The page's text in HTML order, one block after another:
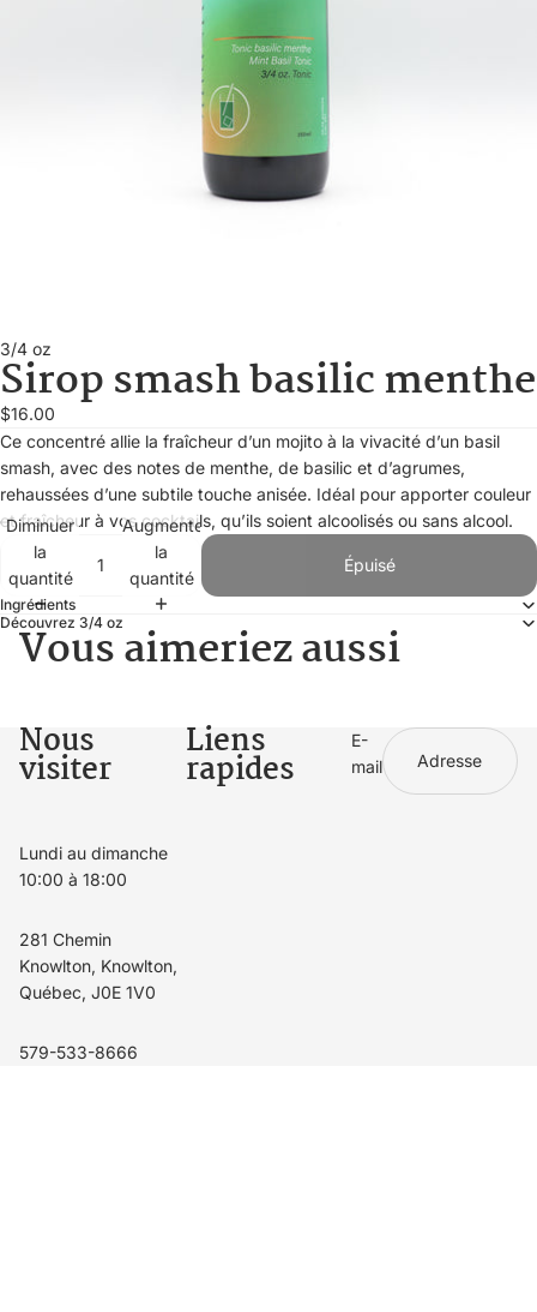
3/4 oz
Sirop smash basilic menthe
$16.00
Ce concentré allie la fraîcheur d’un mojito à la vivacité d’un basil
smash, avec des notes de menthe, de basilic et d’agrumes,
rehaussées d’une subtile touche anisée. Idéal pour apporter couleur
et fraîcheur à vos cocktails, qu’ils soient alcoolisés ou sans alcool.
Diminuer
la
quantité
Augmenter
la
quantité
Épuisé
Ingrédients
Découvrez 3/4 oz
Vous aimeriez aussi
Nous
visiter
Lundi au dimanche
10:00 à 18:00
281 Chemin
Knowlton, Knowlton,
Québec, J0E 1V0
579-533-8666
Liens
rapides
E-
mail